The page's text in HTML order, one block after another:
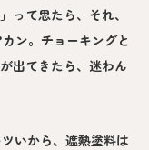
って思たら、それ、
ン。チョーキングと
出てきたら、迷わん
いから、遮熱塗料は